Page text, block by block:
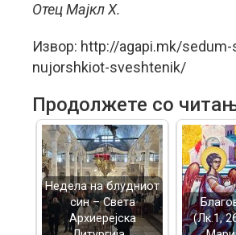
Отец Мајкл Х.
Извор: http://agapi.mk/
nujorshkiot-sveshtenik/
Продолжете со
Недела на блудниот
син – Света
Архиерејска
(Лк.1,